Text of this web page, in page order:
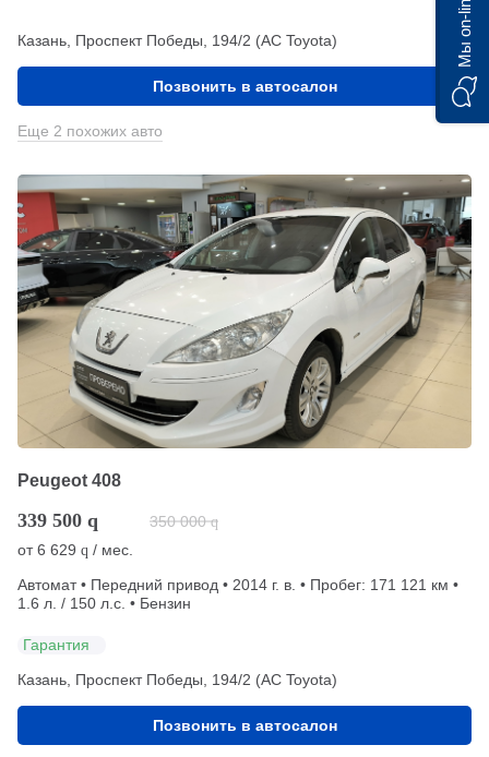
Казань, Проспект Победы, 194/2 (АС Toyota)
Позвонить в автосалон
Еще 2 похожих авто
Peugeot 408
339 500 q 350 000 q
от6 629 q / мес.
Автомат • Передний привод • 2014 г. в. • Пробег: 171 121 км •
1.6 л. / 150 л.с. • Бензин
Гарантия
Казань, Проспект Победы, 194/2 (АС Toyota)
Позвонить в автосалон
Мы on-line)